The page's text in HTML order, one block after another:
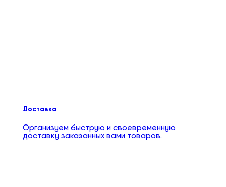
Доставка
Организуем быструю и своевременную
доставку заказанных вами товаров.